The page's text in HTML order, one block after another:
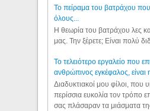
Το πείραμα του βατράχου
όλους...
Η θεωρία του βατράχου λες
μας. Την ξέρετε; Είναι πολύ
Το τελειότερο εργαλείο που
ανθρώπινος εγκέφαλος,
Διαδυκτιακοί μου φίλοι, που
περίσσια ευκολία τον τρόπο
σας πλάσαραν τα μιάσματα